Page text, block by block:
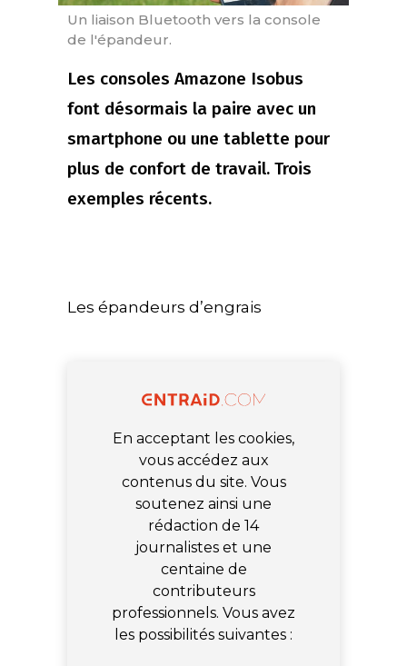
Un liaison Bluetooth vers la console
de l'épandeur.
Les consoles Amazone Isobus
font désormais la paire avec un
smartphone ou une tablette pour
plus de confort de travail. Trois
exemples récents.
Les épandeurs d’engrais
En acceptant les cookies,
vous accédez aux
contenus du site. Vous
soutenez ainsi une
rédaction de 14
journalistes et une
centaine de
contributeurs
professionnels. Vous avez
les possibilités suivantes :